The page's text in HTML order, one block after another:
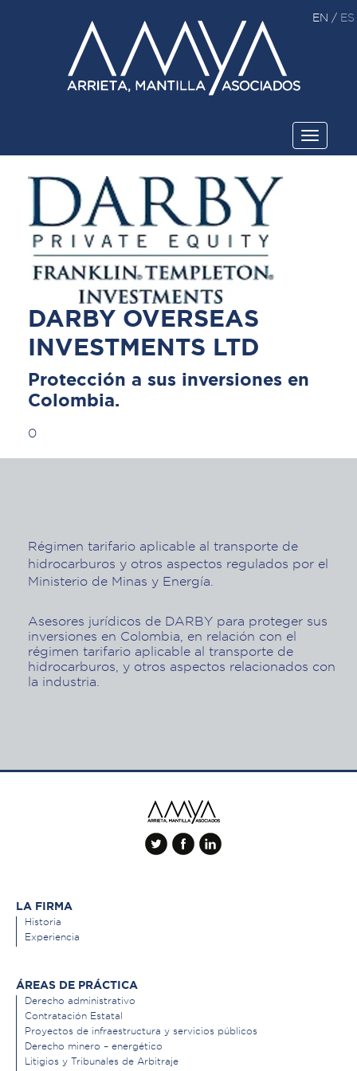
EN / ES
Toggle
DARBY OVERSEAS
INVESTMENTS LTD
Protección a sus inversiones en
Colombia.
0
Régimen tarifario aplicable al transporte de
hidrocarburos y otros aspectos regulados por el
Ministerio de Minas y Energía.
Asesores jurídicos de DARBY para proteger sus
inversiones en Colombia, en relación con el
régimen tarifario aplicable al transporte de
hidrocarburos, y otros aspectos relacionados con
la industria.
LA FIRMA
Historia
Experiencia
ÁREAS DE PRÁCTICA
Derecho administrativo
Contratación Estatal
Proyectos de infraestructura y servicios públicos
Derecho minero – energético
Litigios y Tribunales de Arbitraje